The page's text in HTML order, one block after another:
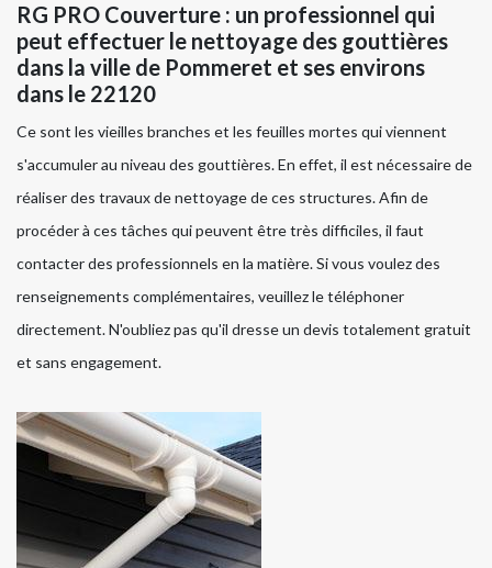
RG PRO Couverture : un professionnel qui
peut effectuer le nettoyage des gouttières
dans la ville de Pommeret et ses environs
dans le 22120
Ce sont les vieilles branches et les feuilles mortes qui viennent
s'accumuler au niveau des gouttières. En effet, il est nécessaire de
réaliser des travaux de nettoyage de ces structures. Afin de
procéder à ces tâches qui peuvent être très difficiles, il faut
contacter des professionnels en la matière. Si vous voulez des
renseignements complémentaires, veuillez le téléphoner
directement. N'oubliez pas qu'il dresse un devis totalement gratuit
et sans engagement.